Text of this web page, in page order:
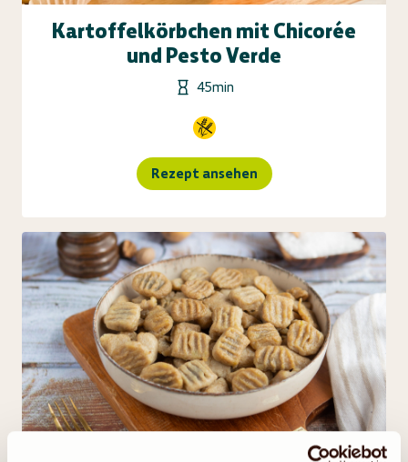
Kartoffelkörbchen mit Chicorée
und Pesto Verde
45min
Rezept ansehen